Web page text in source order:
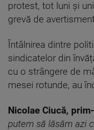
protest, tot luni și
grevă de
Întâlnirea dintre
sindicatelor din
cu o strângere de
mesei rotunde, au
Nicolae Ciucă,
putem să lăsăm azi